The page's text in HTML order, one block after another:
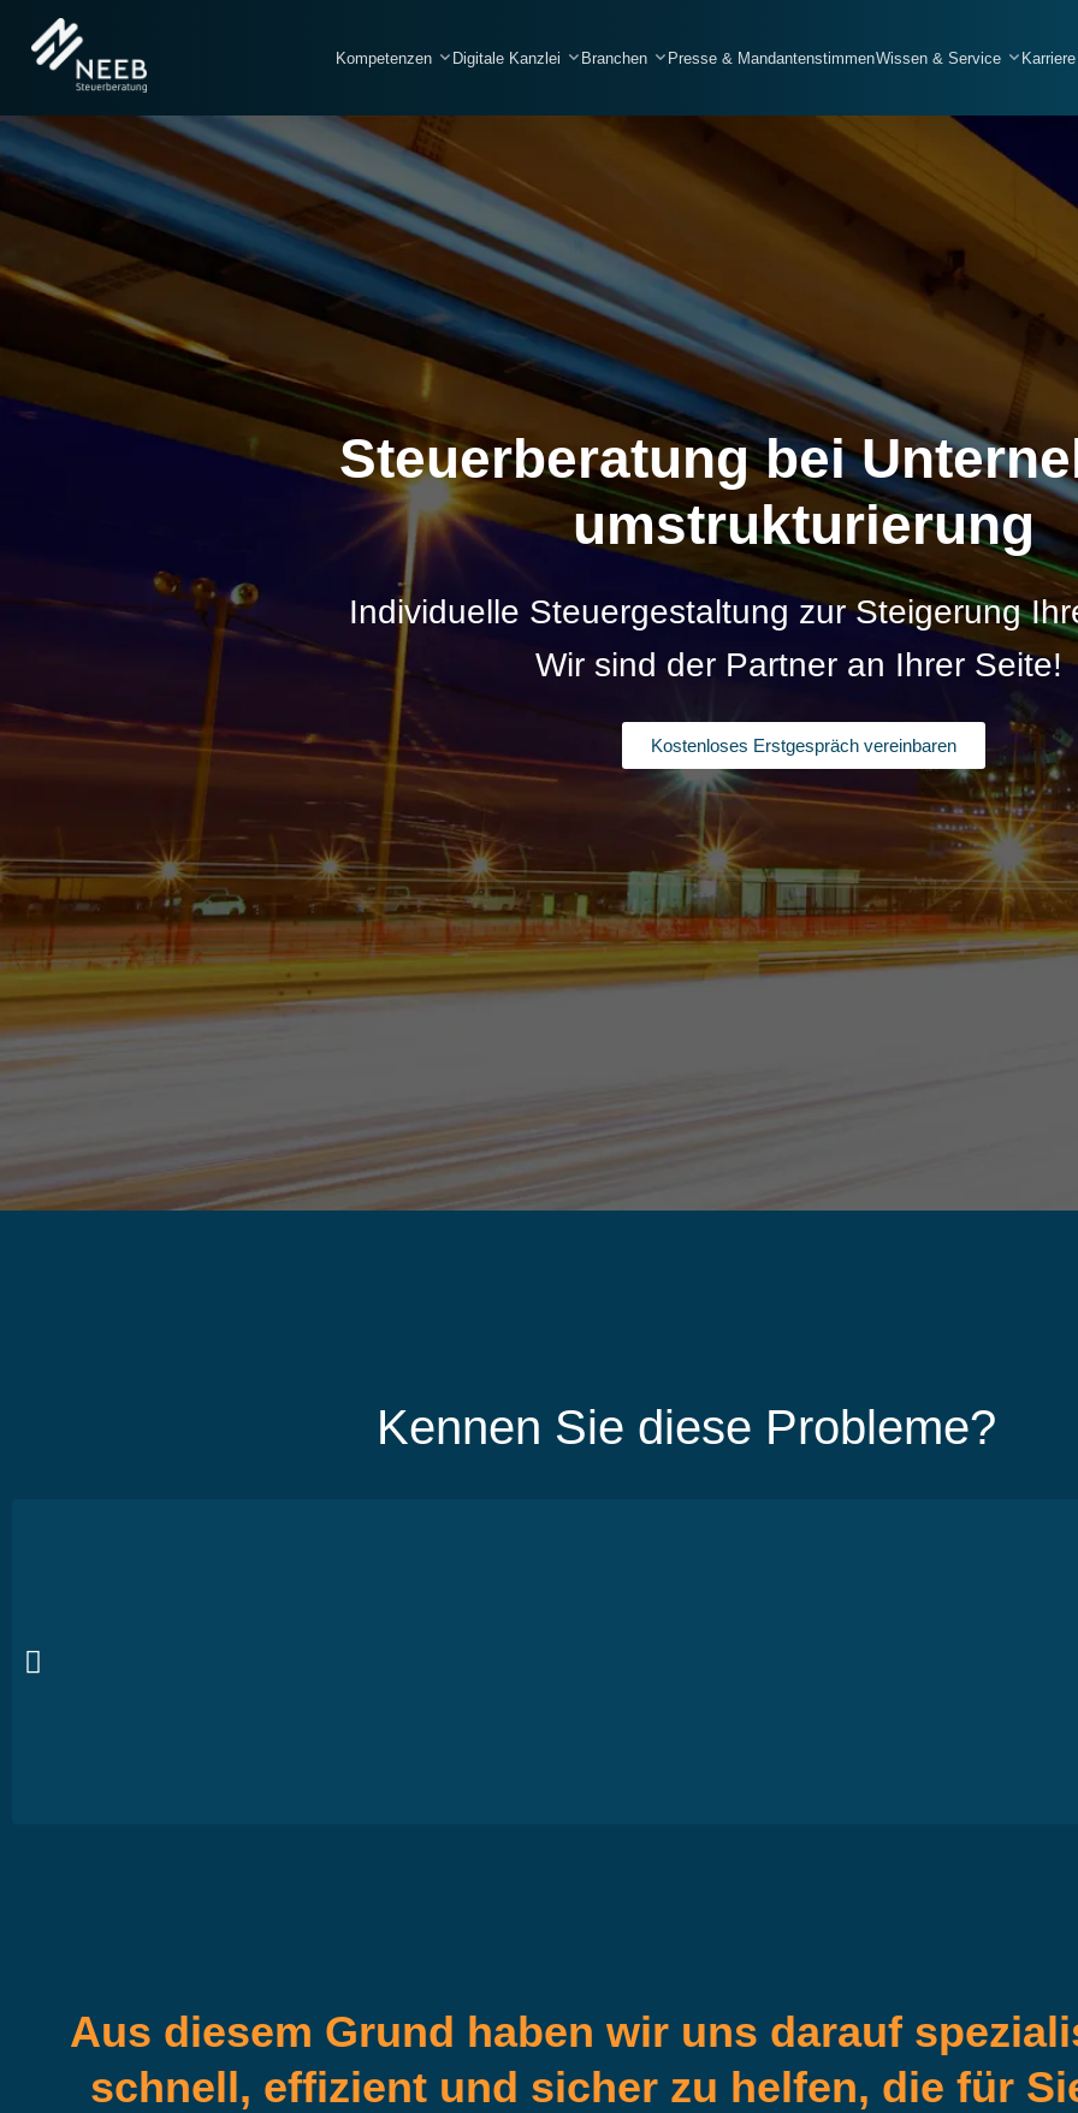
Kompetenzen Digitale Kanzlei Branchen
Handwerksbetriebe
Elektrobetriebe
Bau- und Tiefbaubetriebe
Gebäudereinigung
SHK
Gerüstbau
Hochbau
Kälte & Klimatechnik
Dachdeckerbetriebe
Presse & MandantenstimmenWissen & Service Karriere
Steuerberatung bei
umstrukturierung
Individuelle Steuergestaltung zur Steigerung
Wir sind der Partner an Ihrer Seite!
Kostenloses Erstgespräch vereinbaren
Kennen Sie diese Probleme?
Aus diesem Grund haben wir uns darauf
schnell, effizient und sicher zu helfen, die für